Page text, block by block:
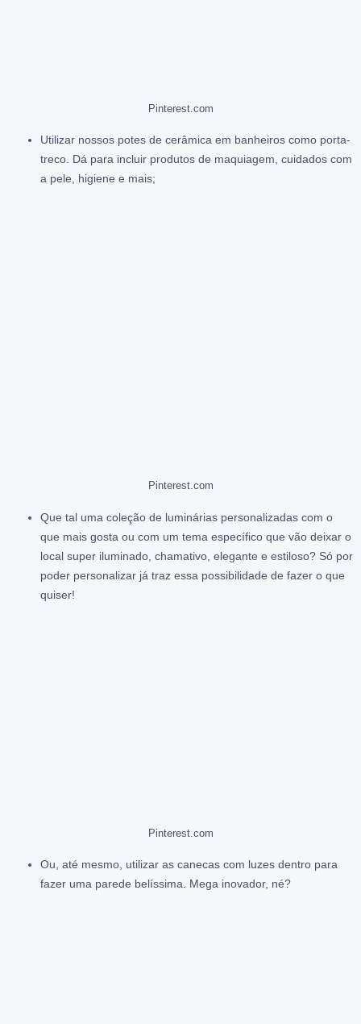
Pinterest.com
Utilizar nossos potes de cerâmica em banheiros como porta-
treco. Dá para incluir produtos de maquiagem, cuidados com
a pele, higiene e mais;
Pinterest.com
Que tal uma coleção de luminárias personalizadas com o
que mais gosta ou com um tema específico que vão deixar o
local super iluminado, chamativo, elegante e estiloso? Só por
poder personalizar já traz essa possibilidade de fazer o que
quiser!
Pinterest.com
Ou, até mesmo, utilizar as canecas com luzes dentro para
fazer uma parede belíssima. Mega inovador, né?